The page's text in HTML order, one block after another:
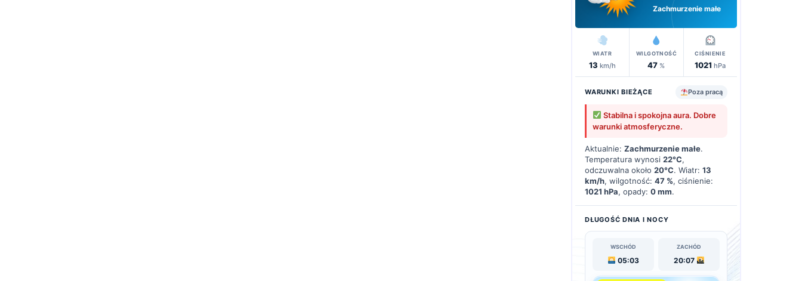
Zachmurzenie małe
WIATR
13 km/h
WILGOTNOŚĆ
47 %
CIŚNIENIE
1021 hPa
WARUNKI BIEŻĄCE Poza pracą
Stabilna i spokojna aura. Dobre
warunki atmosferyczne.
Aktualnie: Zachmurzenie małe.
Temperatura wynosi 22°C,
odczuwalna około 20°C. Wiatr: 13
km/h, wilgotność: 47 %, ciśnienie:
1021 hPa, opady: 0 mm.
DŁUGOŚĆ DNIA I NOCY
WSCHÓD
05:03
ZACHÓD
20:07